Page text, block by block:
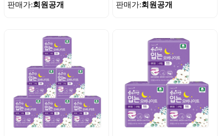
판매가:회원공개 판매가:회원공개